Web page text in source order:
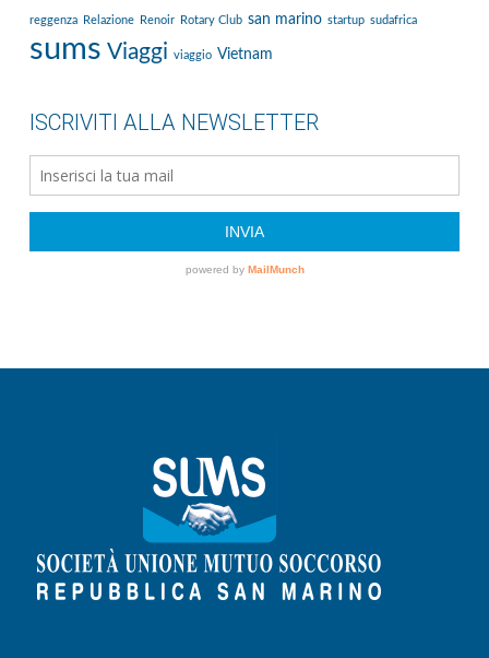
reggenza Relazione Renoir Rotary Club san marino startup sudafrica
sums Viaggi viaggio Vietnam
ISCRIVITI ALLA NEWSLETTER